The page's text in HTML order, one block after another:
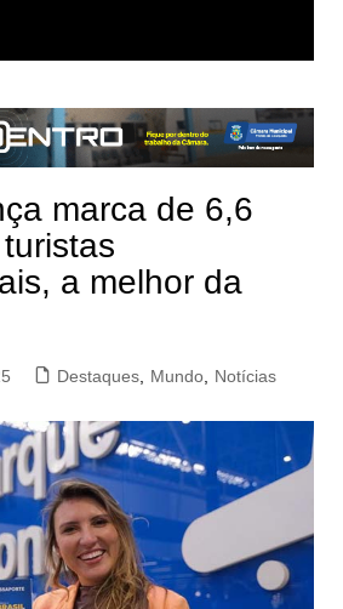
marca de 6,6
a melhor da
Destaques, Mundo, Notícias